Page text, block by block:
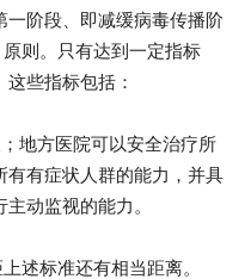
一阶段、即减缓病毒传播阶
则。只有达到一定指标
些指标包括：
地方医院可以安全治疗所
有有症状人群的能力，并具
动监视的能力。
述标准还有相当距离。